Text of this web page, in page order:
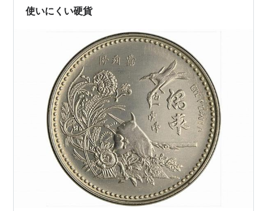
も軽くしたい方へ、今すぐ役立つ具体的なテク…
使いにくい硬貨